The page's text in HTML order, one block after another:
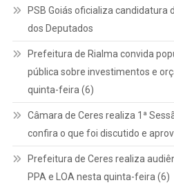
PSB Goiás oficializa candidatura
dos Deputados
Prefeitura de Rialma convida
pública sobre investimentos e
quinta-feira (6)
Câmara de Ceres realiza 1ª
confira o que foi discutido e
Prefeitura de Ceres realiza
PPA e LOA nesta quinta-feira (6)